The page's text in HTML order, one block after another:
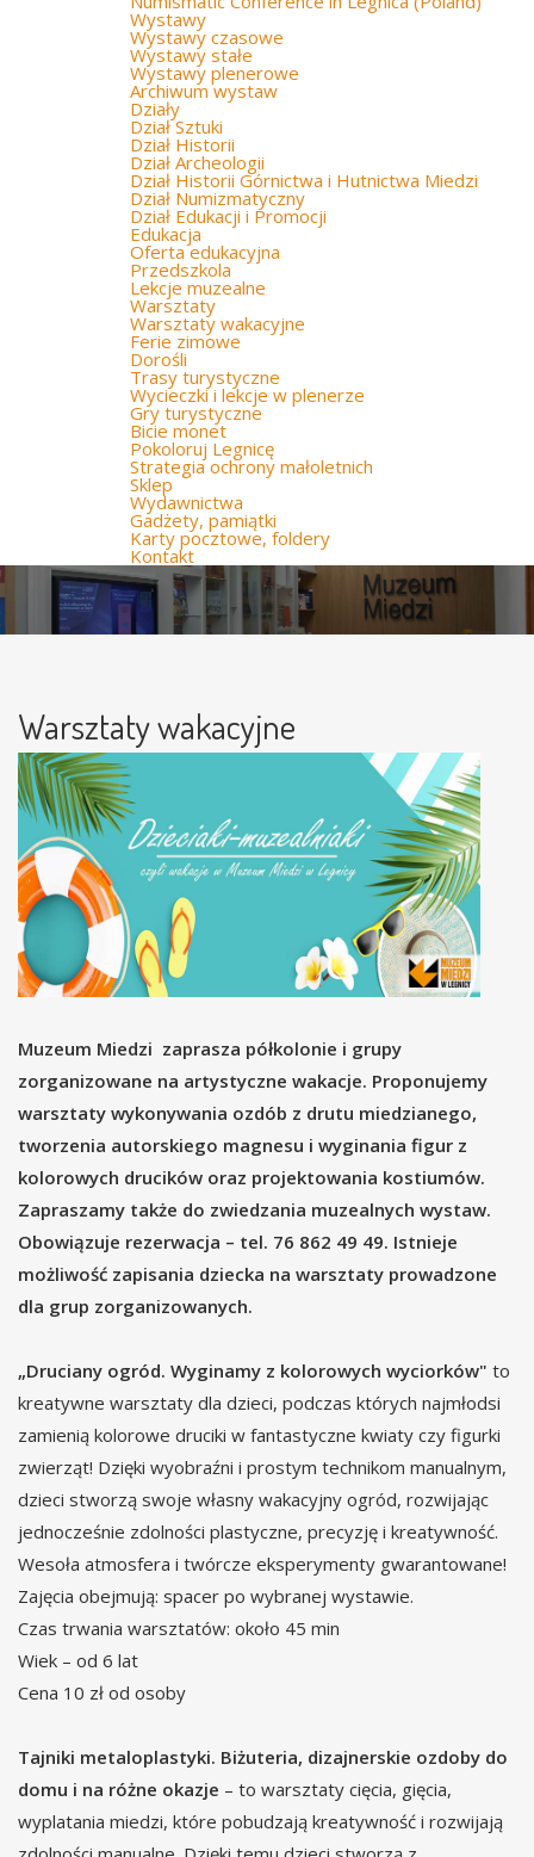
Wystawy
Wystawy czasowe
Wystawy stałe
Wystawy plenerowe
Archiwum wystaw
Działy
Dział Sztuki
Dział Historii
Dział Archeologii
Dział Historii Górnictwa i Hutnictwa Miedzi
Dział Numizmatyczny
Dział Edukacji i Promocji
Edukacja
Oferta edukacyjna
Przedszkola
Lekcje muzealne
Warsztaty
Warsztaty wakacyjne
Ferie zimowe
Dorośli
Trasy turystyczne
Wycieczki i lekcje w plenerze
Gry turystyczne
Bicie monet
Pokoloruj Legnicę
Strategia ochrony małoletnich
Sklep
Wydawnictwa
Gadżety, pamiątki
Karty pocztowe, foldery
Kontakt
Warsztaty wakacyjne
Muzeum Miedzi zaprasza półkolonie i grupy
zorganizowane na artystyczne wakacje. Proponujemy
warsztaty wykonywania ozdób z drutu miedzianego,
tworzenia autorskiego magnesu i wyginania figur z
kolorowych drucików oraz projektowania kostiumów.
Zapraszamy także do zwiedzania muzealnych wystaw.
Obowiązuje rezerwacja – tel. 76 862 49 49. Istnieje
możliwość zapisania dziecka na warsztaty prowadzone
dla grup zorganizowanych.
„Druciany ogród. Wyginamy z kolorowych wyciorków" to
kreatywne warsztaty dla dzieci, podczas których najmłodsi
zamienią kolorowe druciki w fantastyczne kwiaty czy figurki
zwierząt! Dzięki wyobraźni i prostym technikom manualnym,
dzieci stworzą swoje własny wakacyjny ogród, rozwijając
jednocześnie zdolności plastyczne, precyzję i kreatywność.
Wesoła atmosfera i twórcze eksperymenty gwarantowane!
Zajęcia obejmują: spacer po wybranej wystawie.
Czas trwania warsztatów: około 45 min
Wiek – od 6 lat
Cena 10 zł od osoby
Tajniki metaloplastyki. Biżuteria, dizajnerskie ozdoby do
domu i na różne okazje – to warsztaty cięcia, gięcia,
wyplatania miedzi, które pobudzają kreatywność i rozwijają